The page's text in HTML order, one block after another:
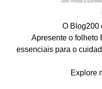
O Blog200
Apresente o folheto
essenciais para o
Explore